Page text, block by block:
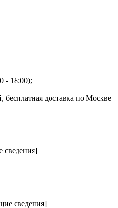
- 18:00);
бесплатная доставка по Москве
сведения]
сведения]